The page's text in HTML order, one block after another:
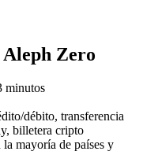
preciosos y materias
Aleph Zero
minutos
débito, transferencia
billetera cripto
mayoría de países y